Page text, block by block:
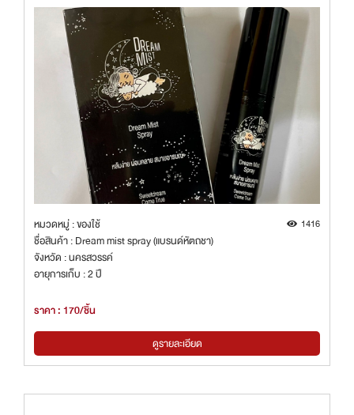
หมวดหมู่ : ของใช้ 1416
ชื่อสินค้า : Dream mist spray (แบรนด์หัตถชา)
จังหวัด : นครสวรรค์
อายุการเก็บ : 2 ปี
ราคา : 170/ชิ้น
ดูรายละเอียด